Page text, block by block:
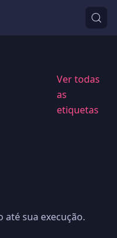
Ver todas
as
etiquetas
até sua execução.